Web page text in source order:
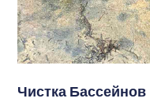
Чистка Бассейнов